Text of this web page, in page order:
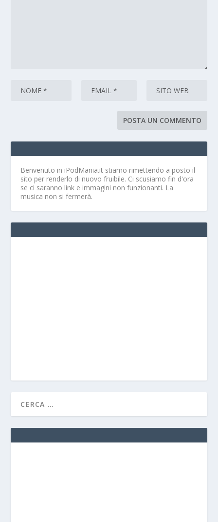
Benvenuto in iPodMania.it stiamo rimettendo a posto il
sito per renderlo di nuovo fruibile. Ci scusiamo fin d'ora
se ci saranno link e immagini non funzionanti. La
musica non si fermerà.